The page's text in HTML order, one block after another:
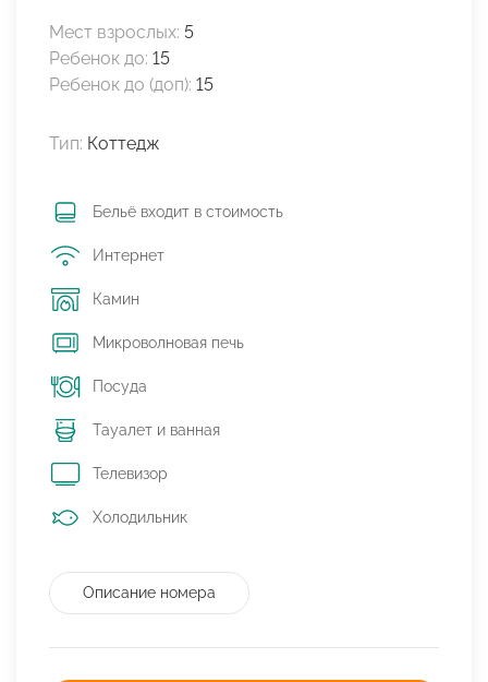
Мест взрослых: 5
Ребенок до: 15
Ребенок до (доп): 15
Тип: Коттедж
Бельё входит в стоимость
Интернет
Камин
Микроволновая печь
Посуда
Тауалет и ванная
Телевизор
Холодильник
Описание номера